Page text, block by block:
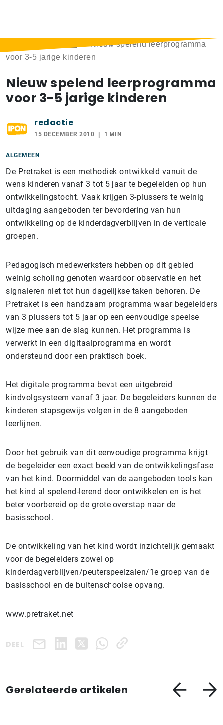
Nieuw spelend leerprogramma
voor 3-5 jarige kinderen
Nieuw spelend leerprogramma
voor 3-5 jarige kinderen
redactie
15 DECEMBER 2010 1 MIN
ALGEMEEN
De Pretraket is een methodiek ontwikkeld vanuit de
wens kinderen vanaf 3 tot 5 jaar te begeleiden op hun
ontwikkelingstocht. Vaak krijgen 3-plussers te weinig
uitdaging aangeboden ter bevordering van hun
ontwikkeling op de kinderdagverblijven in de verticale
groepen.
Pedagogisch medewerksters hebben op dit gebied
weinig scholing genoten waardoor observatie en het
signaleren niet tot hun dagelijkse taken behoren. De
Pretraket is een handzaam programma waar begeleiders
van 3 plussers tot 5 jaar op een eenvoudige speelse
wijze mee aan de slag kunnen. Het programma is
verwerkt in een digitaalprogramma en wordt
ondersteund door een praktisch boek.
Het digitale programma bevat een uitgebreid
kindvolgsysteem vanaf 3 jaar. De begeleiders kunnen de
kinderen stapsgewijs volgen in de 8 aangeboden
leerlijnen.
Door het gebruik van dit eenvoudige programma krijgt
de begeleider een exact beeld van de ontwikkelingsfase
van het kind. Doormiddel van de aangeboden tools kan
het kind al spelend-lerend door ontwikkelen en is het
beter voorbereid op de grote overstap naar de
basisschool.
De ontwikkeling van het kind wordt inzichtelijk gemaakt
voor de begeleiders zowel op
kinderdagverblijven/peuterspeelzalen/1e groep van de
basisschool en de buitenschoolse opvang.
www.pretraket.net
DEEL
Gerelateerde artikelen